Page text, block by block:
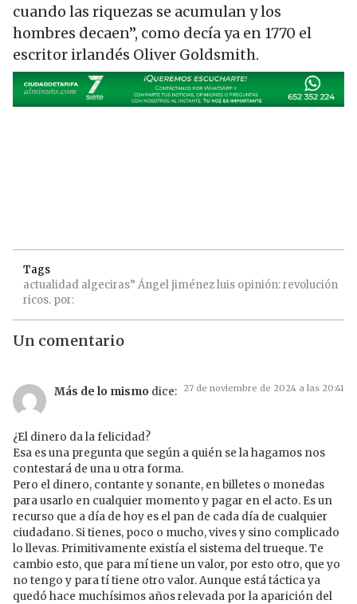
cuando las riquezas se acumulan y los
hombres decaen”, como decía ya en 1770 el
escritor irlandés Oliver Goldsmith.
Tags
actualidad algeciras” Ángeljiménezluis opinión:revolución
ricos. por:
Un comentario
Más de lo mismo dice: 27 de noviembre de 2024 a las 20:41
¿El dinero da la felicidad?
Esa es una pregunta que según a quién se la hagamos nos
contestará de una u otra forma.
Pero el dinero, contante y sonante, en billetes o monedas
para usarlo en cualquier momento y pagar en el acto. Es un
recurso que a día de hoy es el pan de cada día de cualquier
ciudadano. Si tienes, poco o mucho, vives y sino complicado
lo llevas. Primitivamente existía el sistema del trueque. Te
cambio esto, que para mí tiene un valor, por esto otro, que yo
no tengo y para tí tiene otro valor. Aunque está táctica ya
quedó hace muchísimos años relevada por la aparición del